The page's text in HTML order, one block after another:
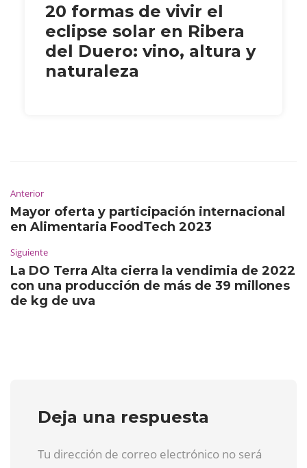
20 formas de vivir el
eclipse solar en Ribera
del Duero: vino, altura y
naturaleza
Anterior
Mayor oferta y participación internacional
en Alimentaria FoodTech 2023
Siguiente
La DO Terra Alta cierra la vendimia de 2022
con una producción de más de 39 millones
de kg de uva
Deja una respuesta
Tu dirección de correo electrónico no será